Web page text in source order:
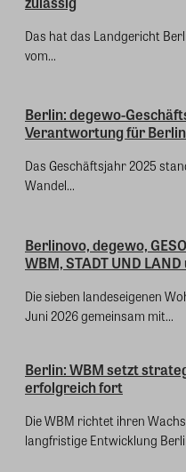
Das hat das Landgericht
vom...
Berlin: degewo-
Verantwortung für
Das Geschäftsjahr 2025
Wandel...
Berlinovo, degewo,
WBM, STADT UND
Die sieben landeseigenen
Juni 2026 gemeinsam mit...
Berlin: WBM setzt
erfolgreich fort
Die WBM richtet ihren
langfristige Entwicklung